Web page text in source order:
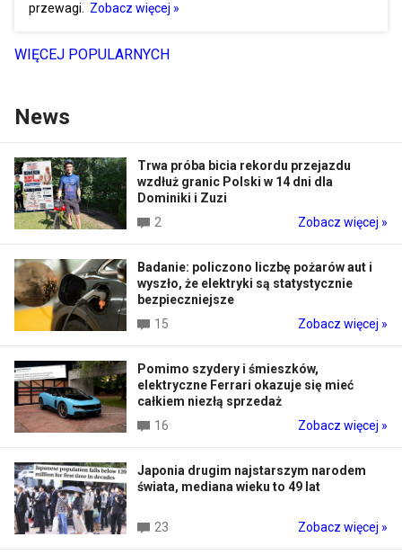
przewagi. Zobacz więcej »
WIĘCEJ POPULARNYCH
News
Trwa próba bicia rekordu przejazdu
wzdłuż granic Polski w 14 dni dla
Dominiki i Zuzi
2
Zobacz więcej »
Badanie: policzono liczbę pożarów aut i
wyszło, że elektryki są statystycznie
bezpieczniejsze
15
Zobacz więcej »
Pomimo szydery i śmieszków,
elektryczne Ferrari okazuje się mieć
całkiem niezłą sprzedaż
16
Zobacz więcej »
Japonia drugim najstarszym narodem
świata, mediana wieku to 49 lat
23 Zobacz więcej »